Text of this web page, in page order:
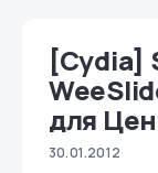
[Cydia]
для
30.01.2012